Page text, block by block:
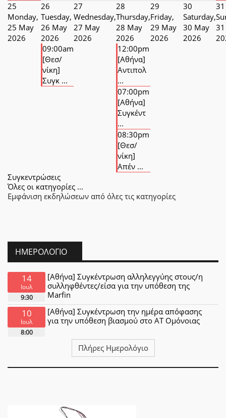
25
Monday,
25 May
2026
26
Tuesday,
26 May
2026
09:00am
[Θεσ/
νίκη]
Συγκ ...
27
Wednesday,
27 May
2026
28
Thursday,
28 May
2026
12:00pm
[Αθήνα]
Αντιπολ
...
07:00pm
[Αθήνα]
Συγκέντ
...
08:30pm
[Θεσ/
νίκη]
Απέν ...
29
Friday,
29 May
2026
30
Saturday,
30 May
2026
31
Συγκεντρώσεις
Όλες οι κατηγορίες ...
Εμφάνιση εκδηλώσεων από όλες τις κατηγορίες
ΗΜΕΡΟΛΌΓΙΟ
14
Ιουλ
9:30
[Αθήνα] Συγκέντρωση αλληλεγγύης στους/η
συλληφθέντες/είσα για την υπόθεση της
Marfin
10
Ιουλ
8:00
[Αθήνα] Συγκέντρωση την ημέρα απόφασης
για την υπόθεση βιασμού στο ΑΤ Ομόνοιας
Πλήρες Ημερολόγιο